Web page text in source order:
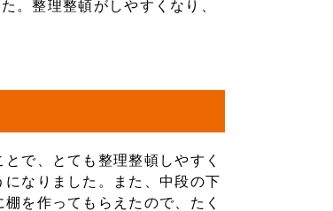
。整理整頓がしやすくなり、
で、とても整理整頓しやすく
なりました。また、中段の下
を作ってもらえたので、たく